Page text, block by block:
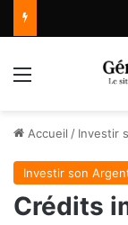
Menu
Accueil / Investir
Investir son
Crédits